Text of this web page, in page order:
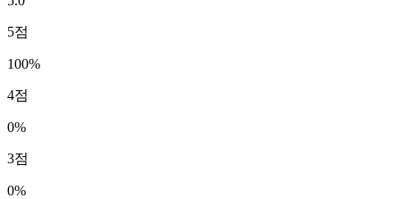
5점
100%
4점
0%
3점
0%